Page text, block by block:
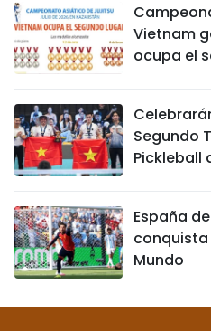
Vietnam
ocupa el
Segundo
Pickleball
España
conquista
Mundo